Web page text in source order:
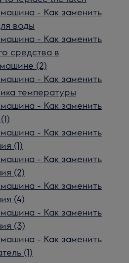
- Как заменить
воды
- Как заменить
средства в
(2)
- Как заменить
температуры
- Как заменить
- Как заменить
(1)
- Как заменить
(2)
- Как заменить
(4)
- Как заменить
(3)
- Как заменить
(1)